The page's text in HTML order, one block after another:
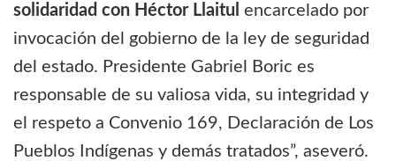
solidaridad con Héctor Llaitul encarcelado por
invocación del gobierno de la ley de seguridad
del estado. Presidente Gabriel Boric es
responsable de su valiosa vida, su integridad y
el respeto a Convenio 169, Declaración de Los
Pueblos Indígenas y demás tratados”, aseveró.